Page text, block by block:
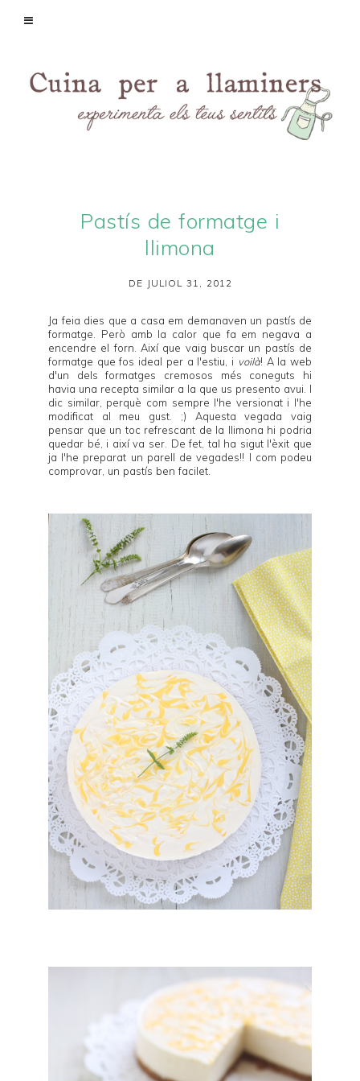
Pastís de formatge i
llimona
DE JULIOL 31, 2012
Ja feia dies que a casa em demanaven un pastís de
formatge. Però amb la calor que fa em negava a
encendre el forn. Així que vaig buscar un pastís de
formatge que fos ideal per a l'estiu, i voilà! A la web
d'un dels formatges cremosos més coneguts hi
havia una recepta similar a la que us presento avui. I
dic similar, perquè com sempre l'he versionat i l'he
modificat al meu gust. ;) Aquesta vegada vaig
pensar que un toc refrescant de la llimona hi podria
quedar bé, i així va ser. De fet, tal ha sigut l'èxit que
ja l'he preparat un parell de vegades!! I com podeu
comprovar, un pastís ben facilet.